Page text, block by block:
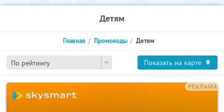
Детям
По рейтингу
Главная Промокоды Детям
Показать на карте